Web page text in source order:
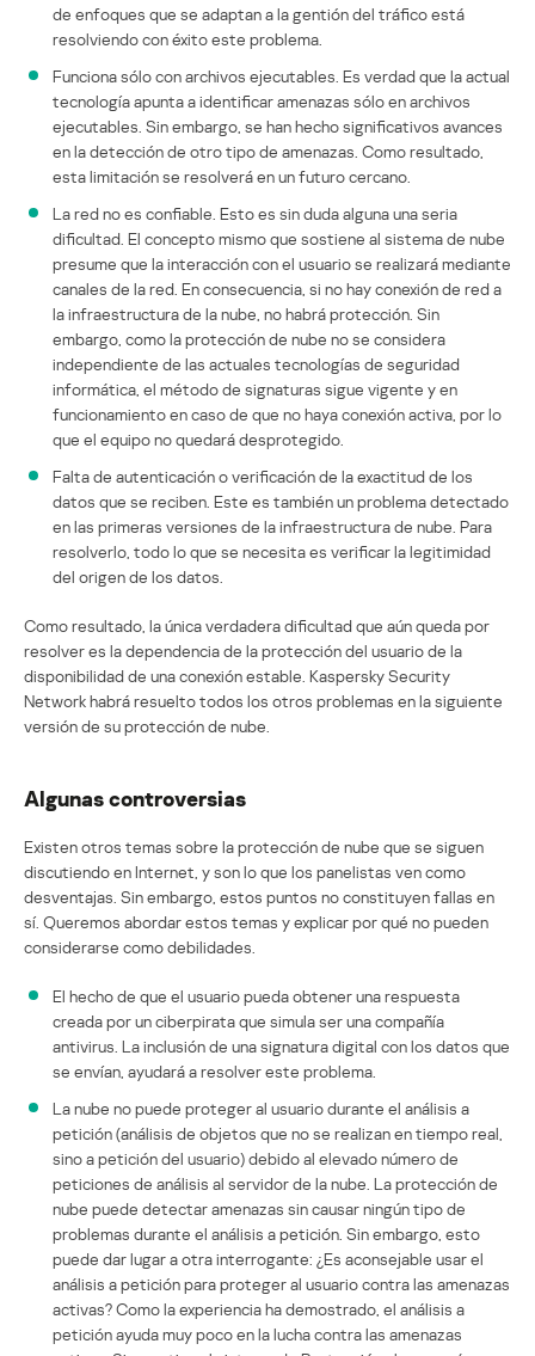
de enfoques que se adaptan a la gentión del tráfico está
resolviendo con éxito este problema.
Funciona sólo con archivos ejecutables. Es verdad que la actual
tecnología apunta a identificar amenazas sólo en archivos
ejecutables. Sin embargo, se han hecho significativos avances
en la detección de otro tipo de amenazas. Como resultado,
esta limitación se resolverá en un futuro cercano.
La red no es confiable. Esto es sin duda alguna una seria
dificultad. El concepto mismo que sostiene al sistema de nube
presume que la interacción con el usuario se realizará mediante
canales de la red. En consecuencia, si no hay conexión de red a
la infraestructura de la nube, no habrá protección. Sin
embargo, como la protección de nube no se considera
independiente de las actuales tecnologías de seguridad
informática, el método de signaturas sigue vigente y en
funcionamiento en caso de que no haya conexión activa, por lo
que el equipo no quedará desprotegido.
Falta de autenticación o verificación de la exactitud de los
datos que se reciben. Este es también un problema detectado
en las primeras versiones de la infraestructura de nube. Para
resolverlo, todo lo que se necesita es verificar la legitimidad
del origen de los datos.
Como resultado, la única verdadera dificultad que aún queda por
resolver es la dependencia de la protección del usuario de la
disponibilidad de una conexión estable. Kaspersky Security
Network habrá resuelto todos los otros problemas en la siguiente
versión de su protección de nube.
Algunas controversias
Existen otros temas sobre la protección de nube que se siguen
discutiendo en Internet, y son lo que los panelistas ven como
desventajas. Sin embargo, estos puntos no constituyen fallas en
sí. Queremos abordar estos temas y explicar por qué no pueden
considerarse como debilidades.
El hecho de que el usuario pueda obtener una respuesta
creada por un ciberpirata que simula ser una compañía
antivirus. La inclusión de una signatura digital con los datos que
se envían, ayudará a resolver este problema.
La nube no puede proteger al usuario durante el análisis a
petición (análisis de objetos que no se realizan en tiempo real,
sino a petición del usuario) debido al elevado número de
peticiones de análisis al servidor de la nube. La protección de
nube puede detectar amenazas sin causar ningún tipo de
problemas durante el análisis a petición. Sin embargo, esto
puede dar lugar a otra interrogante: ¿Es aconsejable usar el
análisis a petición para proteger al usuario contra las amenazas
activas? Como la experiencia ha demostrado, el análisis a
petición ayuda muy poco en la lucha contra las amenazas